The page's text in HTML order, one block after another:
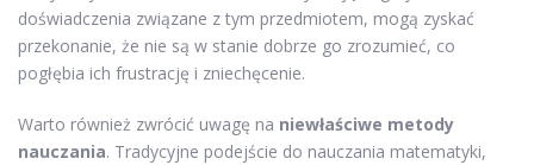
doświadczenia związane z tym przedmiotem, mogą zyskać
przekonanie, że nie są w stanie dobrze go zrozumieć, co
pogłębia ich frustrację i zniechęcenie.
Warto również zwrócić uwagę na niewłaściwe metody
nauczania. Tradycyjne podejście do nauczania matematyki,